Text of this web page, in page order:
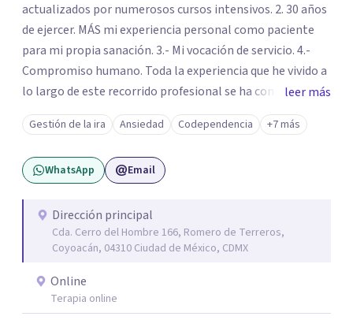
actualizados por numerosos cursos intensivos. 2. 30 años
de ejercer. MÁS mi experiencia personal como paciente
para mi propia sanación. 3.- Mi vocación de servicio. 4.-
Compromiso humano. Toda la experiencia que he vivido a
lo largo de este recorrido profesional se ha convertido en
una forma de vida congruente y satisfactoria en mi, por la
certeza de quien soy y de mis objetivos, que me han dado
el mando de mi existencia y este es mi objetivo para mis
pacientes en un ambiente de compresión y
leer más
Gestión de la ira Ansiedad Codependencia +7 más
WhatsApp Email
Dirección principal
Cda. Cerro del Hombre 166, Romero de Terreros,
Coyoacán, 04310 Ciudad de México, CDMX
Online
Terapia online